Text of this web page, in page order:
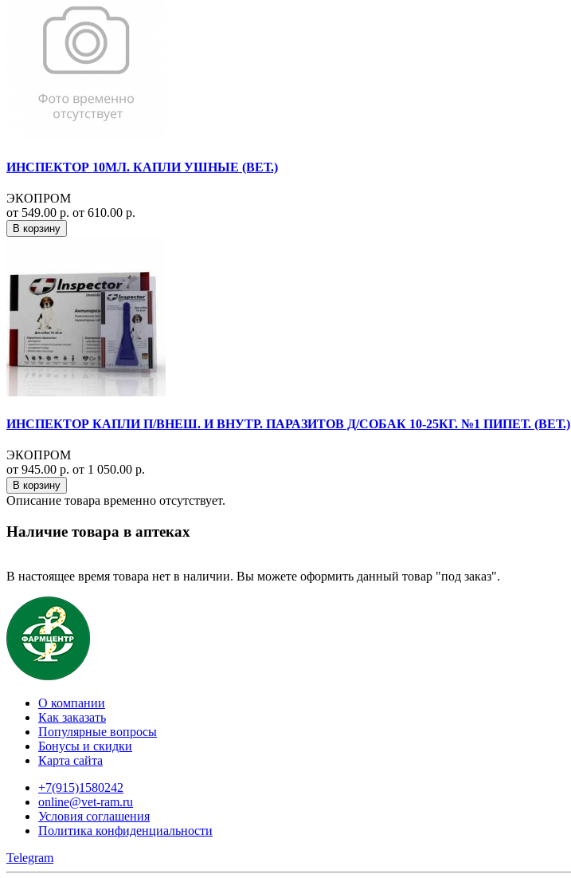
ИНСПЕКТОР 10МЛ. КАПЛИ УШНЫЕ (ВЕТ.)
ЭКОПРОМ
от 549.00 р. от 610.00 р.
В корзину
ИНСПЕКТОР КАПЛИ П/ВНЕШ. И ВНУТР. ПАРАЗИТОВ Д/СОБАК 10-25КГ. №1 ПИПЕТ. (ВЕТ.)
ЭКОПРОМ
от 945.00 р. от 1 050.00 р.
В корзину
Описание товара временно отсутствует.
Наличие товара в аптеках
В настоящее время товара нет в наличии. Вы можете оформить данный товар "под заказ".
О компании
Как заказать
Популярные вопросы
Бонусы и скидки
Карта сайта
+7(915)1580242
online@vet-ram.ru
Условия соглашения
Политика конфиденциальности
Telegram